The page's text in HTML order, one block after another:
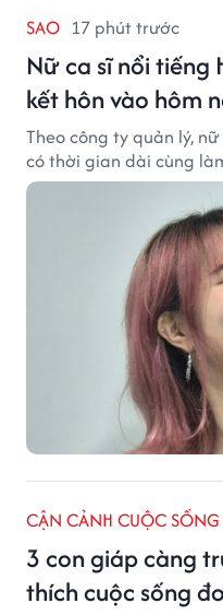
SAO 17 phút trước
Nữ ca sĩ nổi tiếng
kết hôn vào hôm
Theo công ty quản lý,
có thời gian dài cùng
CẬN CẢNH CUỘC SỐNG
3 con giáp càng
thích cuộc sống